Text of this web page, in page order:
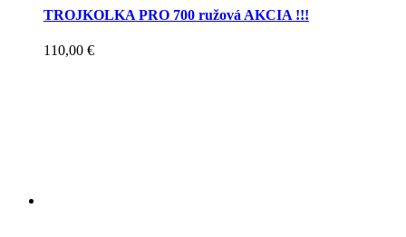
TROJKOLKA PRO 700 ružová AKCIA !!!
110,00 €